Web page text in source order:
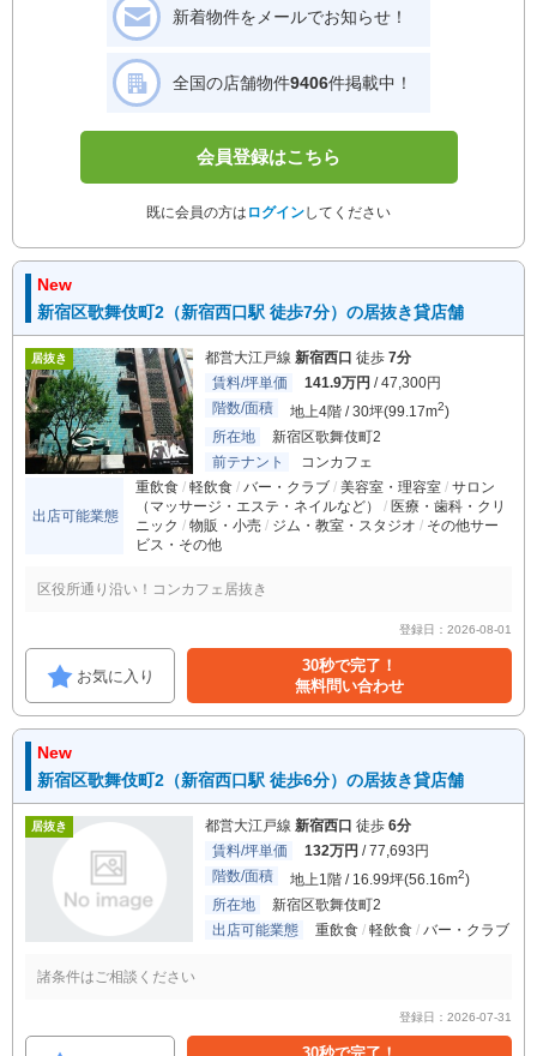
新着物件をメールでお知らせ！
全国の店舗物件9406件掲載中！
会員登録はこちら
既に会員の方は ログインしてください
New
新宿区歌舞伎町2（新宿西口駅 徒歩7分）の居抜き貸店舗
居抜き 都営大江戸線 新宿西口 徒歩 7分
賃料/坪単価
141.9万円 / 47,300円
階数/面積
地上4階 / 30坪(99.17m2)
所在地
新宿区歌舞伎町2
前テナント
コンカフェ
出店可能業態
重飲食 軽飲食 バー・クラブ 美容室・理容室
サロン
（マッサージ・エステ・ネイルなど）
医療・歯科・クリ
ニック
物販・小売 ジム・教室・スタジオ
その他サー
ビス・その他
区役所通り沿い！コンカフェ居抜き
登録日：2026-08-01
お気に入り
30秒で完了！
無料問い合わせ
New
新宿区歌舞伎町2（新宿西口駅 徒歩6分）の居抜き貸店舗
居抜き 都営大江戸線 新宿西口 徒歩 6分
賃料/坪単価
132万円 / 77,693円
階数/面積
地上1階 / 16.99坪(56.16m2)
所在地
新宿区歌舞伎町2
出店可能業態
重飲食 軽飲食 バー・クラブ
諸条件はご相談ください
登録日：2026-07-31